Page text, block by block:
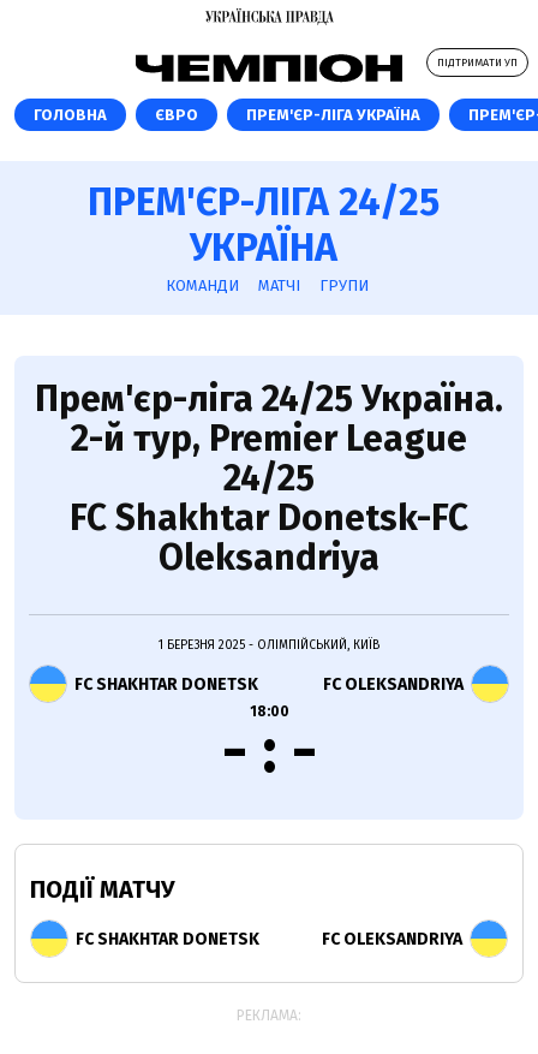
ПІДТРИМАТИ УП
ГОЛОВНА ЄВРО ПРЕМ'ЄР-ЛІГА УКРАЇНА
ПРЕМ'ЄР-ЛІГА 24/25
УКРАЇНА
КОМАНДИ МАТЧІ ГРУПИ
Прем'єр-ліга 24/25 Україна.
2-й тур, Premier League
24/25
FC Shakhtar Donetsk-FC
Oleksandriya
1 БЕРЕЗНЯ 2025 - ОЛІМПІЙСЬКИЙ, КИЇВ
FC SHAKHTAR DONETSK
18:00
- : -
FC OLEKSANDRIYA
ПОДІЇ МАТЧУ
FC SHAKHTAR DONETSK FC OLEKSANDRIYA
РЕКЛАМА: